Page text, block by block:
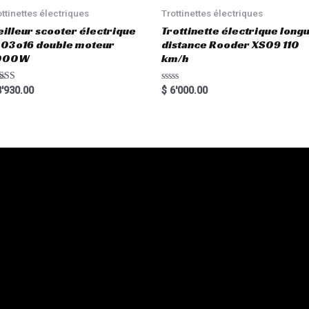
5
électriques
scooter électrique
double moteur
Trottinettes électriques
Trottinette électrique
distance Rooder XS09 110
km/h
R
a
$ 6'000.00